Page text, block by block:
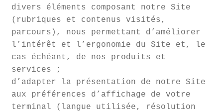
divers éléments composant notre Site
(rubriques et contenus visités,
parcours), nous permettant d’améliorer
l’intérêt et l’ergonomie du Site et, le
cas échéant, de nos produits et
services ;
d’adapter la présentation de notre Site
aux préférences d’affichage de votre
terminal (langue utilisée, résolution